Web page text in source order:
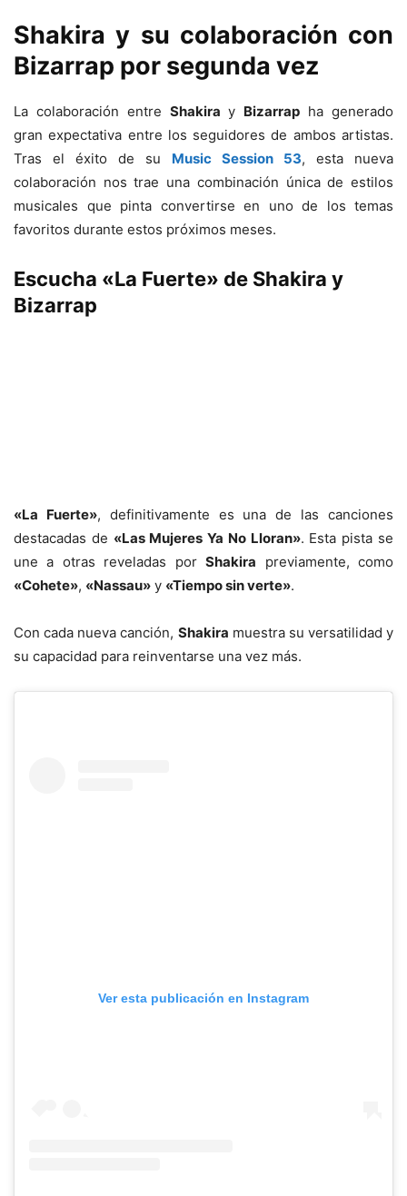
Shakira y su colaboración con
Bizarrap por segunda vez
La colaboración entre Shakira y Bizarrap ha generado
gran expectativa entre los seguidores de ambos artistas.
Tras el éxito de su Music Session 53, esta nueva
colaboración nos trae una combinación única de estilos
musicales que pinta convertirse en uno de los temas
favoritos durante estos próximos meses.
Escucha «La Fuerte» de Shakira y
Bizarrap
«La Fuerte», definitivamente es una de las canciones
destacadas de «Las Mujeres Ya No Lloran». Esta pista se
une a otras reveladas porShakira previamente, como
«Cohete», «Nassau» y «Tiempo sin verte».
Con cada nueva canción, Shakira muestra su versatilidad y
su capacidad para reinventarse una vez más.
Ver esta publicación en Instagram